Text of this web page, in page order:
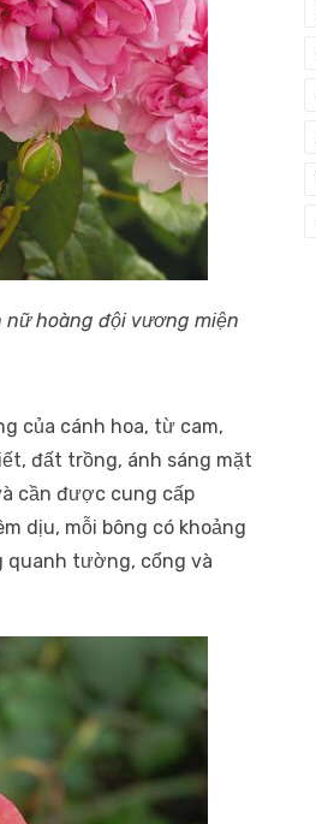
hoàng đội vương miện
của cánh hoa, từ cam,
đất trồng, ánh sáng mặt
cần được cung cấp
dịu, mỗi bông có khoảng
quanh tường, cổng và